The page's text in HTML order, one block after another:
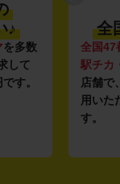
♪
を多数
して
す。
全
全国47
駅チカ
店舗で
用いた
す。